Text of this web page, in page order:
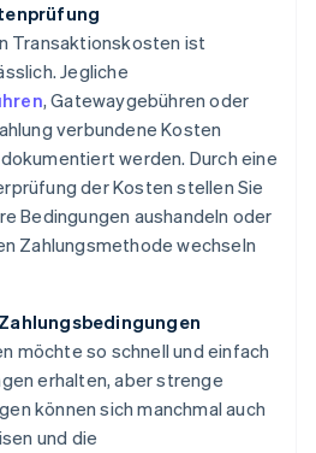
Transaktionskosten ist
Jegliche
, Gatewaygebühren oder
verbundene Kosten
werden. Durch eine
der Kosten stellen Sie
Bedingungen aushandeln oder
Zahlungsmethode wechseln
möchte so schnell und einfach
erhalten, aber strenge
können sich manchmal auch
und die